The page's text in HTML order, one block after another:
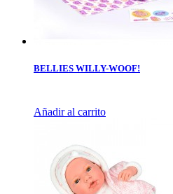
BELLIES WILLY-WOOF!
Añadir al carrito